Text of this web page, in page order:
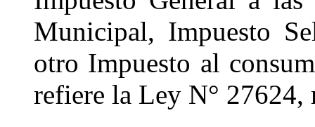
Municipal, Impuesto
otro Impuesto al
refiere la Ley N°